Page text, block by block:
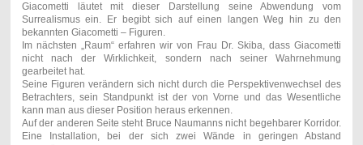
Giacometti läutet mit dieser Darstellung seine Abwendung vom
Surrealismus ein. Er begibt sich auf einen langen Weg hin zu den
bekannten Giacometti – Figuren.
Im nächsten „Raum“ erfahren wir von Frau Dr. Skiba, dass Giacometti
nicht nach der Wirklichkeit, sondern nach seiner Wahrnehmung
gearbeitet hat.
Seine Figuren verändern sich nicht durch die Perspektivenwechsel des
Betrachters, sein Standpunkt ist der von Vorne und das Wesentliche
kann man aus dieser Position heraus erkennen.
Auf der anderen Seite steht Bruce Naumanns nicht begehbarer Korridor.
Eine Installation, bei der sich zwei Wände in geringen Abstand